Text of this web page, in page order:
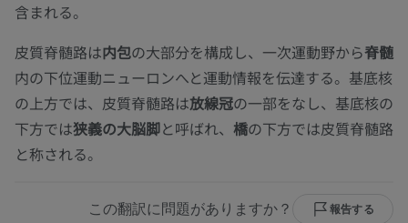
含まれる。
皮質脊髄路は内包の大部分を構成し、一次運動野から脊髄
内の下位運動ニューロンへと運動情報を伝達する。基底核
の上方では、皮質脊髄路は放線冠の一部をなし、基底核の
下方では狭義の大脳脚と呼ばれ、 橋の下方では皮質脊髄路
と称される。
この翻訳に問題がありますか？ 報告する